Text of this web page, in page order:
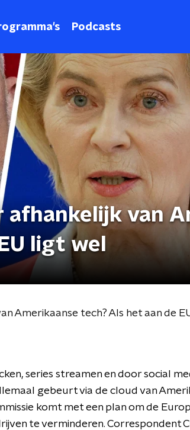
Podcasts
van
ligt wel
Amerikaanse tech? Als het aan de
series streamen en door social
gebeurt via de cloud van
komt met een plan om de
te verminderen. Correspondent